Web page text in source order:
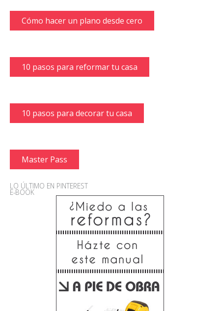
Cómo hacer un plano desde cero
10 pasos para reformar tu casa
10 pasos para decorar tu casa
Master Pass
LO ÚLTIMO EN PINTEREST
E-BOOK